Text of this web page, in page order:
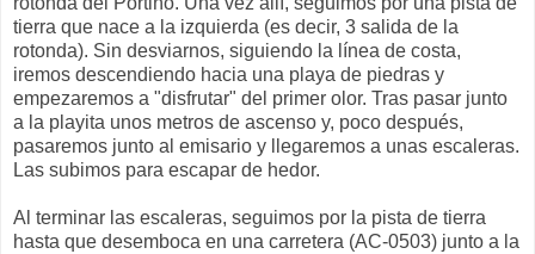
tierra que nace a la izquierda (es decir, 3 salida de la
rotonda). Sin desviarnos, siguiendo la línea de costa,
iremos descendiendo hacia una playa de piedras y
empezaremos a "disfrutar" del primer olor. Tras pasar junto
a la playita unos metros de ascenso y, poco después,
pasaremos junto al emisario y llegaremos a unas escaleras.
Las subimos para escapar de hedor.
Al terminar las escaleras, seguimos por la pista de tierra
hasta que desemboca en una carretera (AC-0503) junto a la